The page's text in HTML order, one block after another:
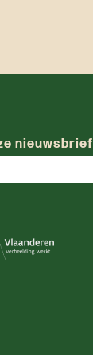
nieuwsbrief